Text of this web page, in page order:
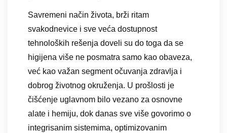
Savremeni način života, brži ritam
svakodnevice i sve veća dostupnost
tehnoloških rešenja doveli su do toga da se
higijena više ne posmatra samo kao obaveza,
već kao važan segment očuvanja zdravlja i
dobrog životnog okruženja. U prošlosti je
čišćenje uglavnom bilo vezano za osnovne
alate i hemiju, dok danas sve više govorimo o
integrisanim sistemima, optimizovanim